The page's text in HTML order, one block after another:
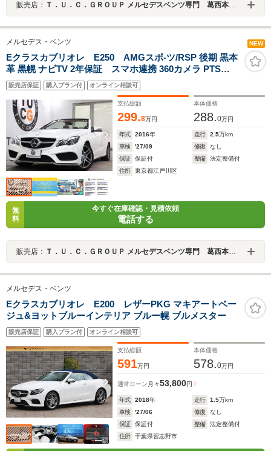
販売店： Ｔ．Ｕ．Ｃ．ＧＲＯＵＰ メルセデスベンツ専門 葛西本店／（株）ティーユーシー
メルセデス・ベンツ NEW
Eクラスカブリオレ E250 AMGスポ-ツ/RSP 後期 黒本
革 黒幌 ナビTV 2年保証 スマホ連携 360カメラ PTS
DSRC Sヒ-タ/エアスカ-フ AMGエアロ/19AW ダイナミッ
クS LED-H/L 純正ドラレコ アナログ時計 エアキャップ/
ドラフトストップ 9AT Pスタ
販売店保証 購入プラン付 オンライン相談可
支払総額
299.8万円
本体価格
288.0万円
年式 2016年 走行 2.5万km
車検
'27/09 修復
なし
保証
保証付 整備
法定整備付
住所
東京都江戸川区
無
料
今すぐ在庫確認・見積依頼
電話する
販売店： Ｔ．Ｕ．Ｃ．ＧＲＯＵＰ メルセデスベンツ専門 葛西本店／（株）ティーユーシー
メルセデス・ベンツ
Eクラスカブリオレ E200 レザーPKG マキアートベー
ジュ&ヨットブルーインテリア ブルー幌 ブルメスター
販売店保証 購入プラン付 オンライン相談可
支払総額
591万円
本体価格
578.0万円
通常ローン 月々53,800円
年式 2018年 走行 1.5万km
車検
'27/06 修復
なし
保証
保証付 整備
法定整備付
住所
千葉県習志野市